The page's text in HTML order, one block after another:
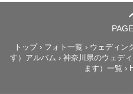
. トップ› フォト一覧 › ウェディン
す）アルバム › 神奈川県のウェデ
ます）一覧 ›